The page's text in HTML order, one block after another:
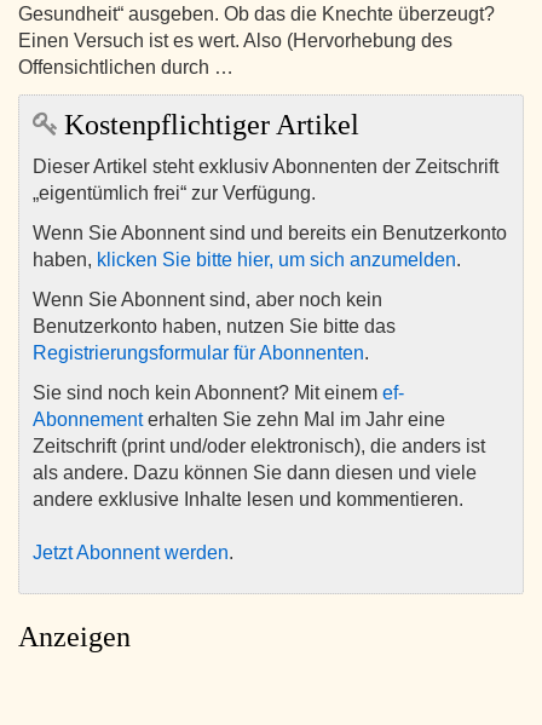
Gesundheit“ ausgeben. Ob das die Knechte überzeugt?
Einen Versuch ist es wert. Also (Hervorhebung des
Offensichtlichen durch …
Kostenpflichtiger Artikel
Dieser Artikel steht exklusiv Abonnenten der Zeitschrift
„eigentümlich frei“ zur Verfügung.
Wenn Sie Abonnent sind und bereits ein Benutzerkonto
haben, klicken Sie bitte hier, um sich anzumelden.
Wenn Sie Abonnent sind, aber noch kein
Benutzerkonto haben, nutzen Sie bitte das
Registrierungsformular für Abonnenten.
Sie sind noch kein Abonnent? Mit einem ef-
Abonnementerhalten Sie zehn Mal im Jahr eine
Zeitschrift (print und/oder elektronisch), die anders ist
als andere. Dazu können Sie dann diesen und viele
andere exklusive Inhalte lesen und kommentieren.
Jetzt Abonnent werden.
Anzeigen